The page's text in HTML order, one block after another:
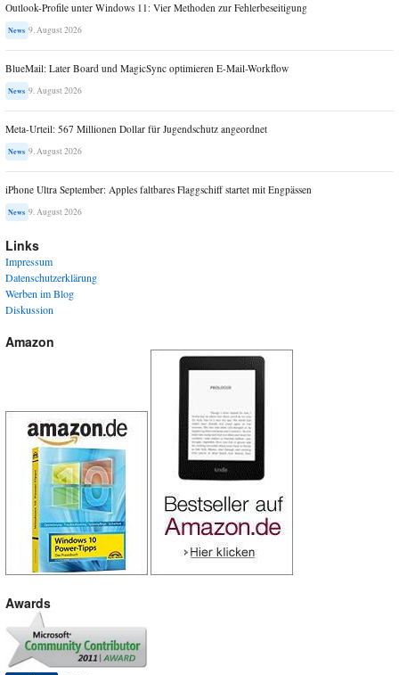
Outlook-Profile unter Windows 11: Vier Methoden zur Fehlerbeseitigung
News 9. August 2026
BlueMail: Later Board und MagicSync optimieren E-Mail-Workflow
News 9. August 2026
Meta-Urteil: 567 Millionen Dollar für Jugendschutz angeordnet
News 9. August 2026
iPhone Ultra September: Apples faltbares Flaggschiff startet mit Engpässen
News 9. August 2026
Links
Impressum
Datenschutzerklärung
Werben im Blog
Diskussion
Amazon
Awards